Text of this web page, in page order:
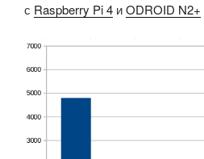
с Raspberry Pi 4 иODROID N2+